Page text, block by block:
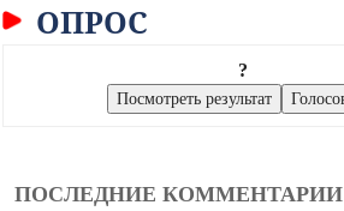
ОПРОС
?
ПОСЛЕДНИЕ КОММЕНТАРИИ